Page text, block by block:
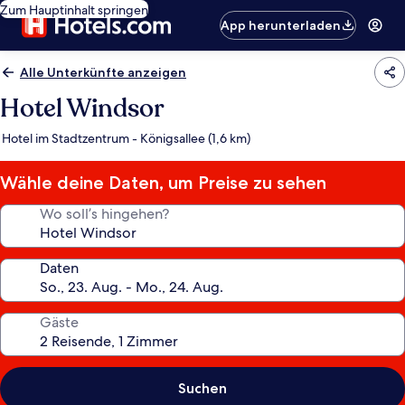
Zum Hauptinhalt springen
App herunterladen
Alle Unterkünfte anzeigen
Hotel Windsor
Hotel im Stadtzentrum - Königsallee (1,6 km)
Wähle deine Daten, um Preise zu sehen
Wo soll’s hingehen?
Daten
Gäste
Suchen